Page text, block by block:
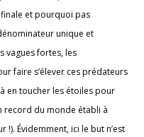
et pourquoi pas
unique et
vagues fortes, les
faire s’élever ces prédateurs
en toucher les étoiles pour
record du monde établi à
!). Évidemment, ici le but n’est